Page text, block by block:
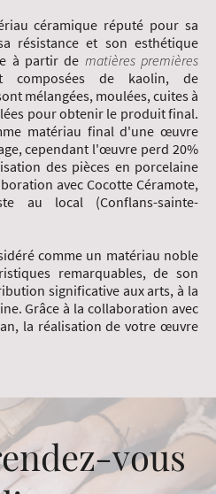
céramique réputé pour sa
résistance et son esthétique
à partir de matières premières
composées de kaolin, de
mélangées, moulées, cuites à
pour obtenir le produit final.
matériau final d'une œuvre
cependant l'œuvre perd 20%
des pièces en porcelaine
avec Cocotte Céramote,
au local (Conflans-sainte-
comme un matériau noble
remarquables, de son
significative aux arts, à la
Grâce à la collaboration avec
la réalisation de votre œuvre
vous